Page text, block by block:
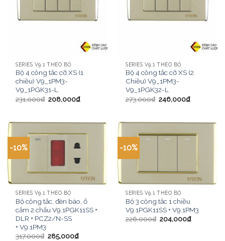
SERIES V9.1 THEO BỘ
Bộ 4 công tắc cỡ XS (1
chiều) V9_1PM3-
V9_1PGK31-L
231,000₫ 208,000₫
SERIES V9.1 THEO BỘ
Bộ 4 công tắc cỡ XS (2
Chiều) V9_1PM3-
V9_1PGK32-L
273,000₫ 246,000₫
-10%
SERIES V9.1 THEO BỘ
Bộ công tắc, đèn báo, ổ
cắm 2 chấu V9.1PGK11SS +
DLR + PCZ2/N-SS
+ V9.1PM3
317,000₫ 285,000₫
-10%
SERIES V9.1 THEO BỘ
Bộ 3 công tắc 1 chiều
V9.1PGK11SS + V9.1PM3
226,000₫ 204,000₫